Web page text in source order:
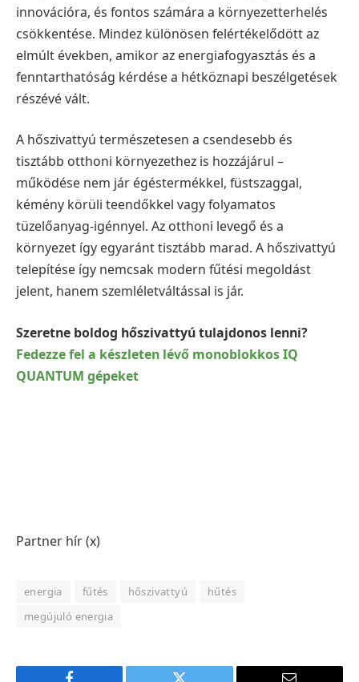
innovációra, és fontos számára a környezetterhelés
csökkentése. Mindez különösen felértékelődött az
elmúlt években, amikor az energiafogyasztás és a
fenntarthatóság kérdése a hétköznapi beszélgetések
részévé vált.
A hőszivattyú természetesen a csendesebb és
tisztább otthoni környezethez is hozzájárul –
működése nem jár égéstermékkel, füstszaggal,
kémény körüli teendőkkel vagy folyamatos
tüzelőanyag-igénnyel. Az otthoni levegő és a
környezet így egyaránt tisztább marad. A hőszivattyú
telepítése így nemcsak modern fűtési megoldást
jelent, hanem szemléletváltással is jár.
Szeretne boldog hőszivattyú tulajdonos lenni?
Fedezze fel a készleten lévő monoblokkos IQ
QUANTUM gépeket
Partner hír (x)
energia fűtés hőszivattyú
hűtés
megújuló energia